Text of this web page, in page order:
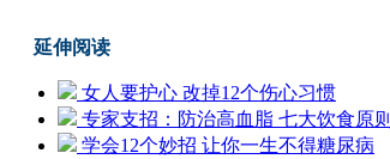
延伸阅读
女人要护心 改掉12个伤心习惯
专家支招：防治高血脂 七大饮食原则
学会12个妙招 让你一生不得糖尿病